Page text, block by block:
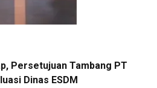
Persetujuan Tambang PT
Dinas ESDM